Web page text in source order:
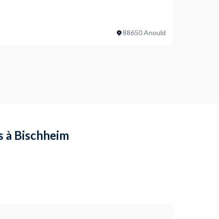
votre garde-corps ?
?
marches a securiser avec des balustres également il
88650 Anould
Bischheim